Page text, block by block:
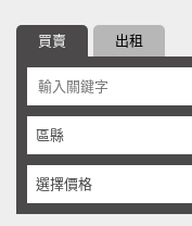
買賣 出租
區縣
選擇價格